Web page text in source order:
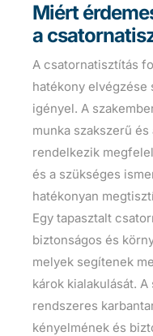
Miért
a
A csatornatisztítás
hatékony elvégzése
igényel. A
munka szakszerű
rendelkezik
és a szükséges
hatékonyan
Egy tapasztalt
biztonságos és
melyek segítenek
károk kialakulását.
rendszeres
kényelmének és